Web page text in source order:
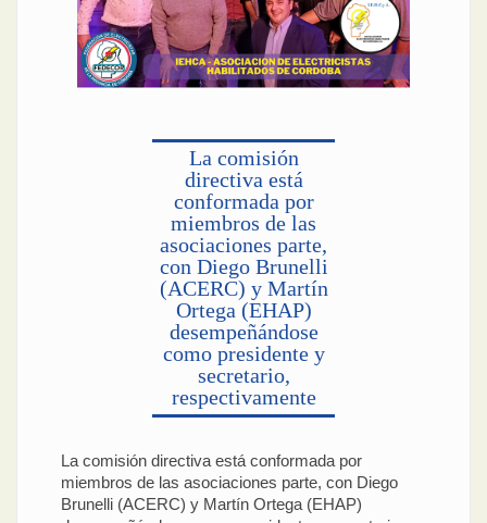
La comisión
directiva está
conformada por
miembros de las
asociaciones parte,
con Diego Brunelli
(ACERC) y Martín
Ortega (EHAP)
desempeñándose
como presidente y
secretario,
respectivamente
La comisión directiva está conformada por
miembros de las asociaciones parte, con Diego
Brunelli (ACERC) y Martín Ortega (EHAP)